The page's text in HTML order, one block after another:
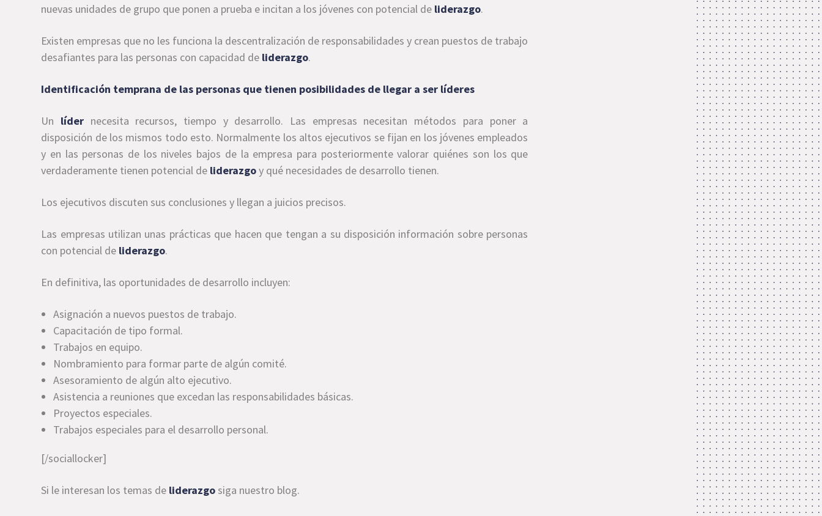
nuevas unidades de grupo que ponen a prueba e incitan a los jóvenes con potencial de liderazgo.
Existen empresas que no les funciona la descentralización de responsabilidades y crean puestos de trabajo
desafiantes para las personas con capacidad de liderazgo.
Identificación temprana de las personas que tienen posibilidades de llegar a ser líderes
Un lídernecesita recursos, tiempo y desarrollo. Las empresas necesitan métodos para poner a
disposición de los mismos todo esto. Normalmente los altos ejecutivos se fijan en los jóvenes empleados
y en las personas de los niveles bajos de la empresa para posteriormente valorar quiénes son los que
verdaderamente tienen potencial de liderazgoy qué necesidades de desarrollo tienen.
Los ejecutivos discuten sus conclusiones y llegan a juicios precisos.
Las empresas utilizan unas prácticas que hacen que tengan a su disposición información sobre personas
con potencial de liderazgo.
En definitiva, las oportunidades de desarrollo incluyen:
Asignación a nuevos puestos de trabajo.
Capacitación de tipo formal.
Trabajos en equipo.
Nombramiento para formar parte de algún comité.
Asesoramiento de algún alto ejecutivo.
Asistencia a reuniones que excedan las responsabilidades básicas.
Proyectos especiales.
Trabajos especiales para el desarrollo personal.
[/sociallocker]
Si le interesan los temas de liderazgosiga nuestro blog.